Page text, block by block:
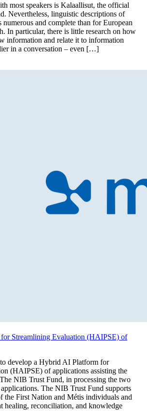
most speakers is Kalaallisut, the official
Nevertheless, linguistic descriptions of
numerous and complete than for European
In particular, there is little research on how
information and relate it to information
in a conversation – even […]
Streamlining Evaluation (HAIPSE) of
develop a Hybrid AI Platform for
(HAIPSE) of applications assisting the
NIB Trust Fund, in processing the two
The NIB Trust Fund supports
the First Nation and Métis individuals and
healing, reconciliation, and knowledge